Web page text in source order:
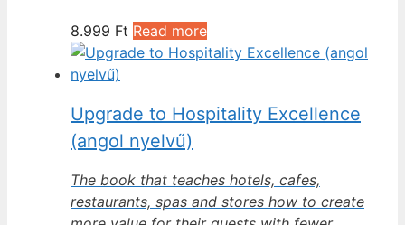
8.999 Ft Read more
Upgrade to Hospitality Excellence
(angol nyelvű)
The book that teaches hotels, cafes,
restaurants, spas and stores how to create